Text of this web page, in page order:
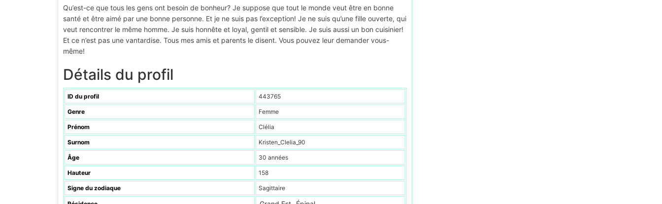
Qu’est-ce que tous les gens ont besoin de bonheur? Je suppose que tout le monde veut être en bonne
santé et être aimé par une bonne personne. Et je ne suis pas l’exception! Je ne suis qu’une fille ouverte, qui
veut rencontrer le même homme. Je suis honnête et loyal, gentil et sensible. Je suis aussi un bon cuisinier!
Et ce n’est pas une vantardise. Tous mes amis et parents le disent. Vous pouvez leur demander vous-
même!
Détails du profil
ID du profil 443765
Genre Femme
Prénom Clélia
Surnom Kristen_Clelia_90
Âge 30 années
Hauteur 158
Signe du zodiaque Sagittaire